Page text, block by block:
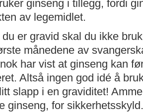
ginseng i tillegg, fordi
av legemidlet.
er gravid skal du ikke
månedene av
har vist at ginseng kan
Altså ingen god idé å
slapp i en graviditet!
ginseng, for sikkerhetsskyld.